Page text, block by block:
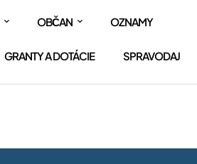
OBČAN OZNAMY
GRANTY A DOTÁCIE SPRAVODAJ